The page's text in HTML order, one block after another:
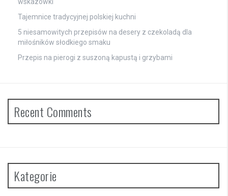
Tajemnice tradycyjnej polskiej kuchni
5 niesamowitych przepisów na desery z czekoladą dla
miłośników słodkiego smaku
Przepis na pierogi z suszoną kapustą i grzybami
Recent Comments
Kategorie